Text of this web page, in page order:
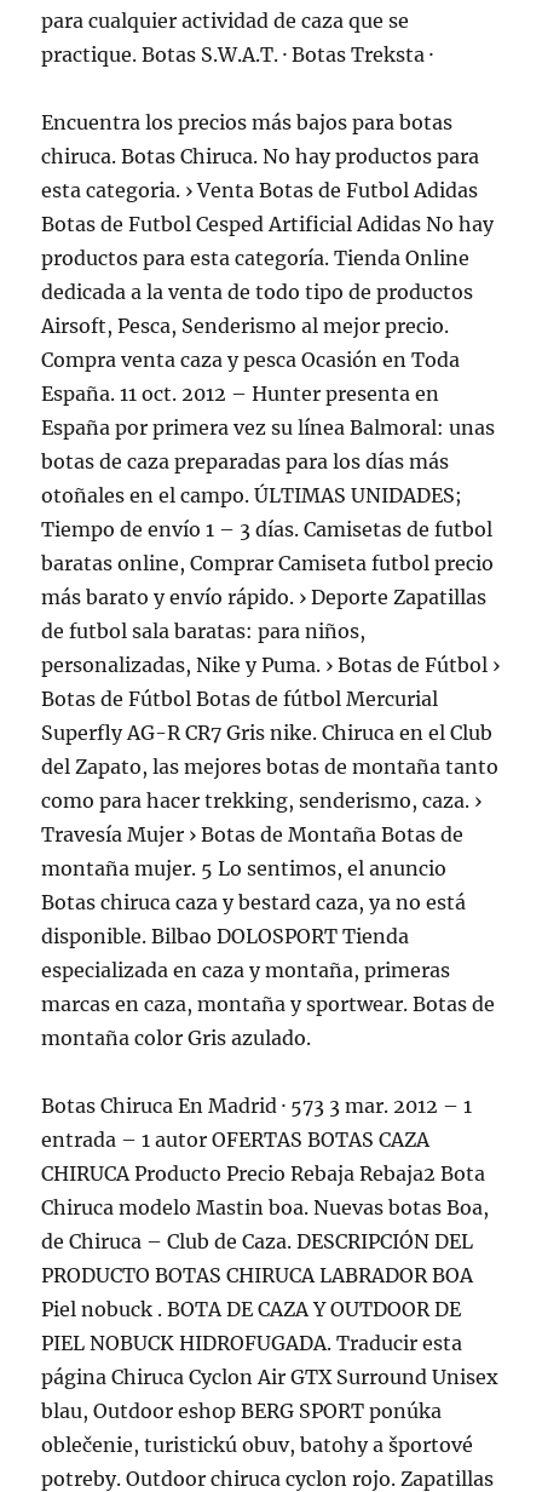
para cualquier actividad de caza que se
practique. Botas S.W.A.T. · Botas Treksta ·
Encuentra los precios más bajos para botas
chiruca. Botas Chiruca. No hay productos para
esta categoria. › Venta Botas de Futbol Adidas
Botas de Futbol Cesped Artificial Adidas No hay
productos para esta categoría. Tienda Online
dedicada a la venta de todo tipo de productos
Airsoft, Pesca, Senderismo al mejor precio.
Compra venta caza y pesca Ocasión en Toda
España. 11 oct. 2012 – Hunter presenta en
España por primera vez su línea Balmoral: unas
botas de caza preparadas para los días más
otoñales en el campo. ÚLTIMAS UNIDADES;
Tiempo de envío 1 – 3 días. Camisetas de futbol
baratas online, Comprar Camiseta futbol precio
más barato y envío rápido. › Deporte Zapatillas
de futbol sala baratas: para niños,
personalizadas, Nike y Puma. › Botas de Fútbol ›
Botas de Fútbol Botas de fútbol Mercurial
Superfly AG-R CR7 Gris nike. Chiruca en el Club
del Zapato, las mejores botas de montaña tanto
como para hacer trekking, senderismo, caza. ›
Travesía Mujer › Botas de Montaña Botas de
montaña mujer. 5 Lo sentimos, el anuncio
Botas chiruca caza y bestard caza, ya no está
disponible. Bilbao DOLOSPORT Tienda
especializada en caza y montaña, primeras
marcas en caza, montaña y sportwear. Botas de
montaña color Gris azulado.
Botas Chiruca En Madrid · 573 3 mar. 2012 – 1
entrada – 1 autor OFERTAS BOTAS CAZA
CHIRUCA Producto Precio Rebaja Rebaja2 Bota
Chiruca modelo Mastin boa. Nuevas botas Boa,
de Chiruca – Club de Caza. DESCRIPCIÓN DEL
PRODUCTO BOTAS CHIRUCA LABRADOR BOA
Piel nobuck . BOTA DE CAZA Y OUTDOOR DE
PIEL NOBUCK HIDROFUGADA. Traducir esta
página Chiruca Cyclon Air GTX Surround Unisex
blau, Outdoor eshop BERG SPORT ponúka
oblečenie, turistickú obuv, batohy a športové
potreby. Outdoor chiruca cyclon rojo. Zapatillas